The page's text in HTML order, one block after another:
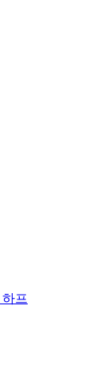
하프